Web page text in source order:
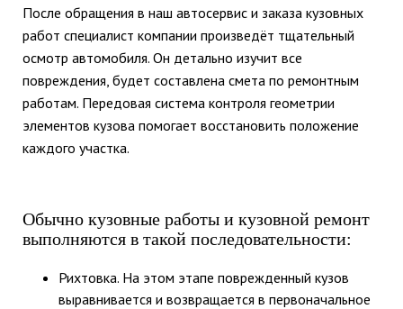
После обращения в наш автосервис и заказа кузовных
работ специалист компании произведёт тщательный
осмотр автомобиля. Он детально изучит все
повреждения, будет составлена смета по ремонтным
работам. Передовая система контроля геометрии
элементов кузова помогает восстановить положение
каждого участка.
Обычно кузовные работы и кузовной ремонт
выполняются в такой последовательности:
Рихтовка. На этом этапе поврежденный кузов
выравнивается и возвращается в первоначальное